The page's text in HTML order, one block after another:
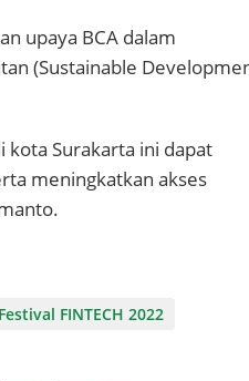
upaya BCA dalam
(Sustainable
kota Surakarta ini dapat
meningkatkan akses
FINTECH 2022